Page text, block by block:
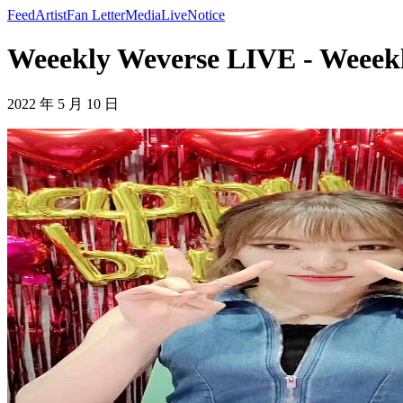
FeedArtistFan LetterMediaLiveNotice
Weeekly Weverse LIVE -
2022 年 5 月 10 日